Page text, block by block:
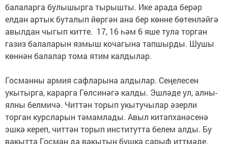
балаларга булышырга тырышты. Ике арада берәр
елдан артык буталып йөргән ана бер көнне бөтенләйгә
авылдан чыгып китте. 17, 16 һәм 6 яше тула торган
газиз балаларын язмыш кочагына тапшырды. Шушы
көннән балалар тома ятим калдылар.
Госманны армия сафларына алдылар. Сеңелесен
укытырга, карарга Гөлсинәгә калды. Эшләде ул, алны-
ялны белмичә. Читтән торып укытучылар әзерли
торган курсларын тәмамлады. Авыл китапханәсенә
эшкә кереп, читтән торып институтта белем алды. Бу
вакытта Госман да вакытын бушка сарыф иттмәде.